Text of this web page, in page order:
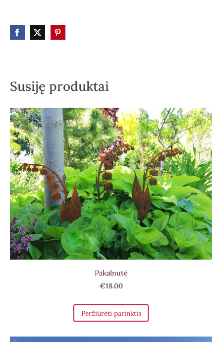
Susiję produktai
Pakalnutė
€18.00
Peržiūrėti parinktis